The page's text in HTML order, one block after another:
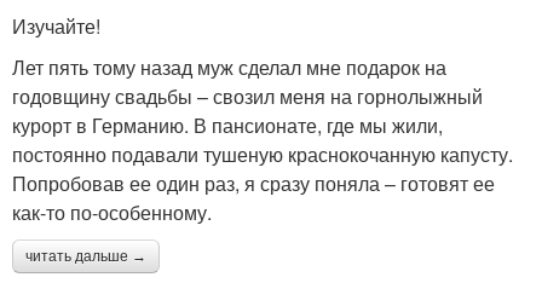
Изучайте!
Лет пять тому назад муж сделал мне подарок на
годовщину свадьбы – свозил меня на горнолыжный
курорт в Германию. В пансионате, где мы жили,
постоянно подавали тушеную краснокочанную капусту.
Попробовав ее один раз, я сразу поняла – готовят ее
как-то по-особенному.
читать дальше →